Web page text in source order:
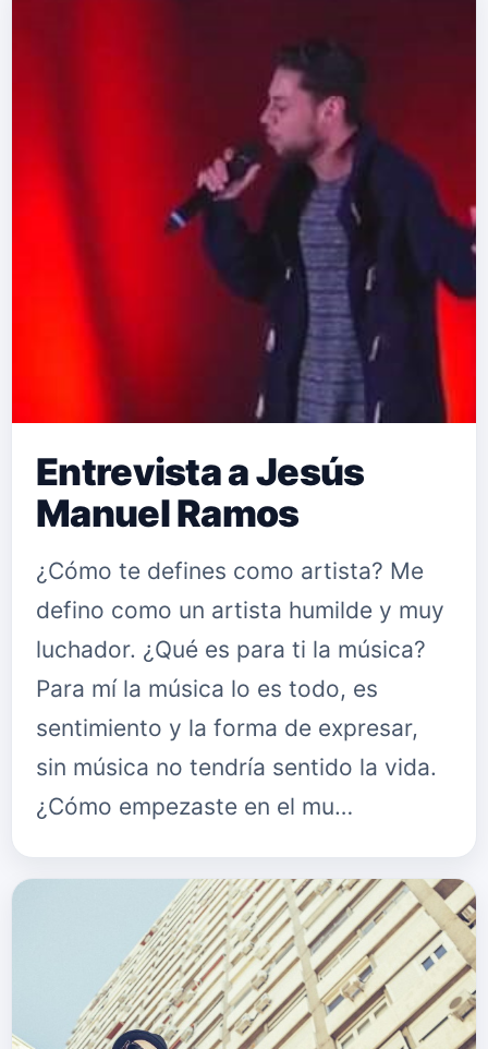
Entrevista a Jesús
Manuel Ramos
¿Cómo te defines como artista? Me
defino como un artista humilde y muy
luchador. ¿Qué es para ti la música?
Para mí la música lo es todo, es
sentimiento y la forma de expresar,
sin música no tendría sentido la vida.
¿Cómo empezaste en el mu…